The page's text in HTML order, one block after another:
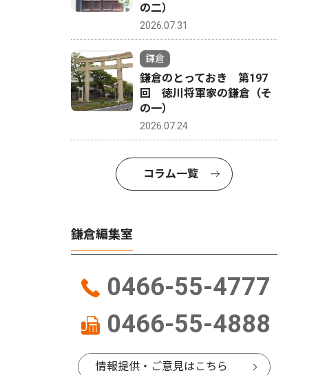
の二）
2026.07.31
鎌倉
鎌倉のとっておき 第197
回 徳川将軍家の鎌倉（そ
の一）
2026.07.24
コラム一覧
鎌倉編集室
0466-55-4777
0466-55-4888
情報提供・ご意見はこちら